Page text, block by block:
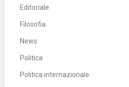
Editoriale
Filosofia
News
Politica
Politica internazionale